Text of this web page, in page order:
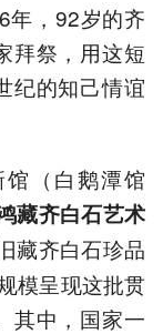
年，92岁的齐
拜祭，用这短
纪的知己情谊
（白鹅潭馆
藏齐白石艺术
藏齐白石珍品
模呈现这批贯
其中，国家一